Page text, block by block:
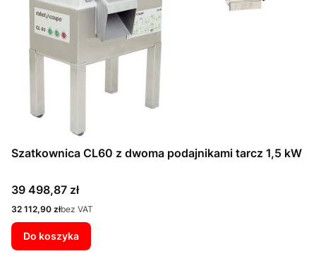
Szatkownica CL60 z dwoma podajnikami tarcz 1,5 kW
Cena
39 498,87 zł
Cena
32 112,90 złbez VAT
Do koszyka